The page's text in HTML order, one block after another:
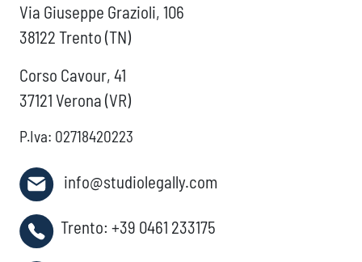
Via Giuseppe Grazioli, 106
38122 Trento (TN)
Corso Cavour, 41
37121 Verona (VR)
P.Iva: 02718420223
info@studiolegally.com
Trento: +39 0461 233175